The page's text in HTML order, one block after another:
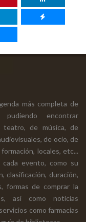
más completa de
encontrar
teatro, de música, de
de ocio, de
locales, etc...
evento, como su
clasificación, duración,
formas de comprar la
así como noticias
como farmacias